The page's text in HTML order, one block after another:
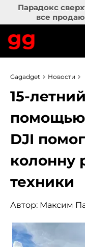
Парадокс
все
Gagadget Новости
15-
помощью
DJI
колонну
техники
Автор: Максим